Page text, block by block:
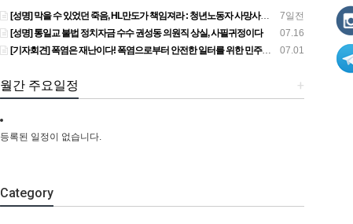
7일전
[성명] 막을 수 있었던 죽음, HL만도가 책임져라 : 청년노동자 사망사고의 철저한 진상규명과 재발방지 대책 마련하라
07.16
[성명] 통일교 불법 정치자금 수수 권성동 의원직 상실, 사필귀정이다
07.01
[기자회견] 폭염은 재난이다! 폭염으로부터 안전한 일터를 위한 민주노총 강원지역본부 폭염감시단 선포 기자회견
+
월간 주요일정
등록된 일정이 없습니다.
Category